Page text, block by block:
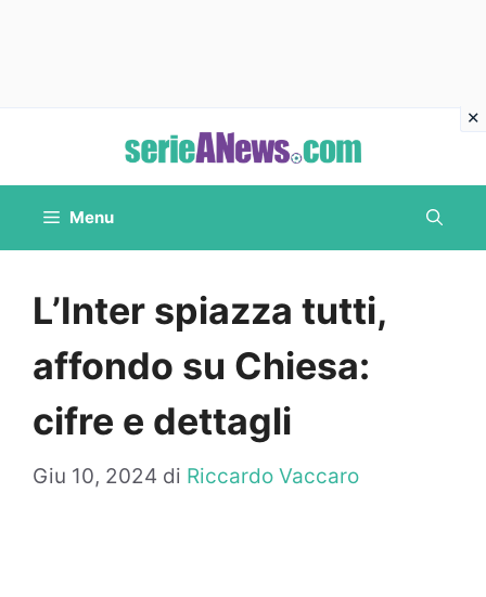
contenuto
Menu
L’Inter spiazza tutti,
affondo su Chiesa:
cifre e dettagli
Giu 10, 2024 di Riccardo Vaccaro